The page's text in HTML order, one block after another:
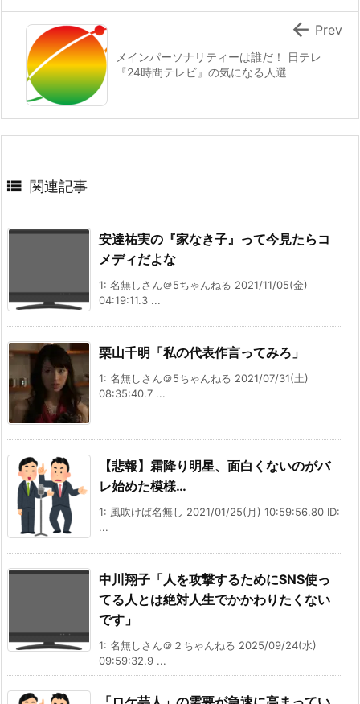
メインパーソナリティーは誰だ！ 日テレ
『24時間テレビ』の気になる人選
 Prev
 関連記事
安達祐実の『家なき子』って今見たらコ
メディだよな
1: 名無しさん＠5ちゃんねる 2021/11/05(金)
04:19:11.3 ...
栗山千明「私の代表作言ってみろ」
1: 名無しさん＠5ちゃんねる 2021/07/31(土)
08:35:40.7 ...
【悲報】霜降り明星、面白くないのがバ
レ始めた模様…
1: 風吹けば名無し 2021/01/25(月) 10:59:56.80 ID:
...
中川翔子「人を攻撃するためにSNS使っ
てる人とは絶対人生でかかわりたくない
です」
1: 名無しさん＠２ちゃんねる 2025/09/24(水)
09:59:32.9 ...